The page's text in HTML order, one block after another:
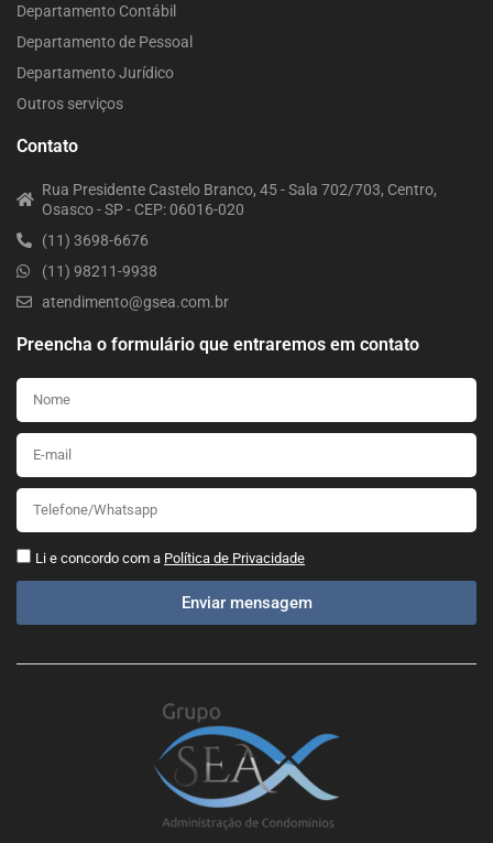
Departamento Contábil
Departamento de Pessoal
Departamento Jurídico
Outros serviços
Contato
Rua Presidente Castelo Branco, 45 - Sala 702/703, Centro,
Osasco - SP - CEP: 06016-020
(11) 3698-6676
(11) 98211-9938
atendimento@gsea.com.br
Preencha o formulário que entraremos em contato
Li e concordo com a Política de Privacidade
Enviar mensagem